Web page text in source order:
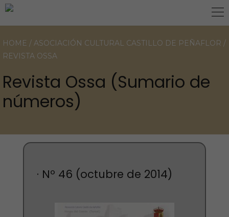
HOME / ASOCIACIÓN CULTURAL CASTILLO DE PEÑAFLOR /
REVISTA OSSA
Revista Ossa (Sumario de
números)
· Nº 46 (octubre de 2014)